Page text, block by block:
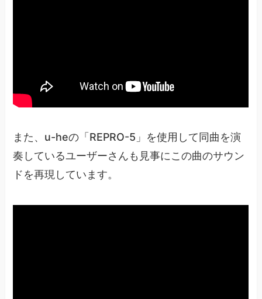
また、u-heの「REPRO-5」を使用して同曲を演
奏しているユーザーさんも見事にこの曲のサウン
ドを再現しています。